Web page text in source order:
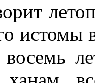
истомы